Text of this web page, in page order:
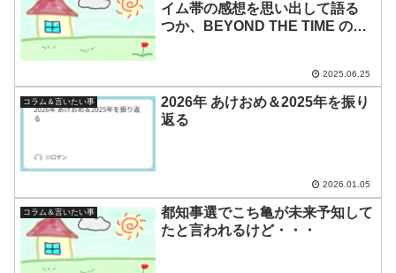
イム帯の感想を思い出して語る
つか、BEYOND THE TIME のお
2025.06.25
コラム＆言いたい事
2026年 あけおめ＆2025年を振り
返る
2026.01.05
コラム＆言いたい事
都知事選でこち亀が未来予知して
たと言われるけど・・・